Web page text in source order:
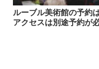
ルーブル美術館の予約
アクセスは別途予約が